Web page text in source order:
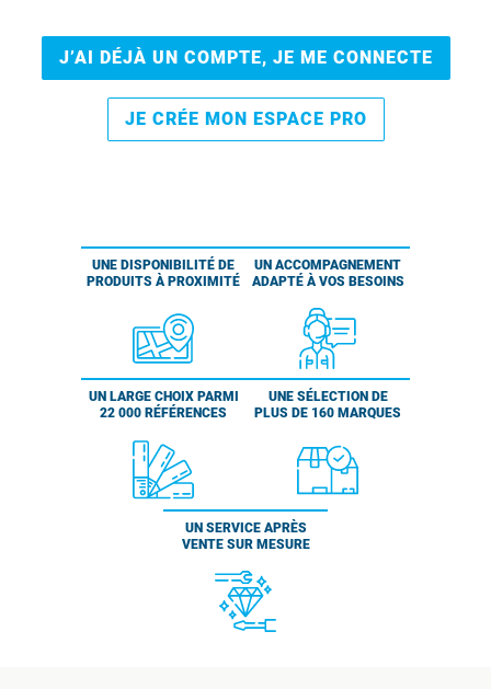
J’AI DÉJÀ UN COMPTE, JE ME CONNECTE
JE CRÉE MON ESPACE PRO
UNE DISPONIBILITÉ DE
PRODUITS À PROXIMITÉ
UN ACCOMPAGNEMENT
ADAPTÉ À VOS BESOINS
UN LARGE CHOIX PARMI
22 000 RÉFÉRENCES
UNE SÉLECTION DE
PLUS DE 160 MARQUES
UN SERVICE APRÈS
VENTE SUR MESURE